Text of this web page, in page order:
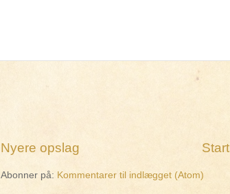
Nyere opslag Start
Abonner på: Kommentarer til indlægget (Atom)